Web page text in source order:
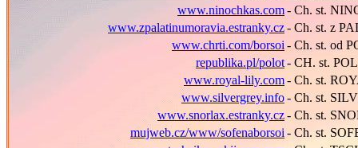
www.ninochkas.com- Ch. st.
www.zpalatinumoravia.estranky.cz- Ch. st. z
www.chrti.com/borsoi - Ch. st. od
republika.pl/polot- CH. st.
www.royal-lily.com- Ch. st.
www.silvergrey.info- Ch. st.
www.snorlax.estranky.cz- Ch. st.
mujweb.cz/www/sofenaborsoi - Ch. st.